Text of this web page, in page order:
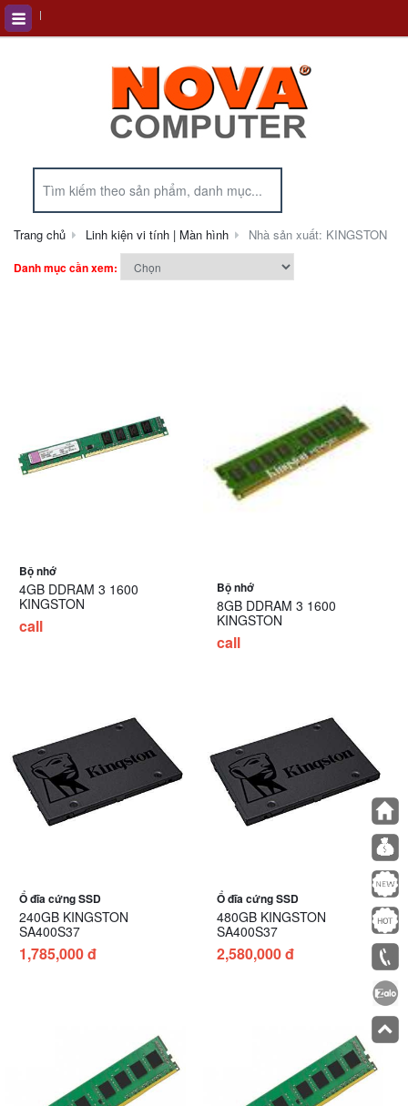
Trang chủ Linh kiện vi tính | Màn hình Nhà sản xuất: KINGSTON
Danh mục cần xem:
Bộ nhớ
4GB DDRAM 3 1600
KINGSTON
call
Bộ nhớ
8GB DDRAM 3 1600
KINGSTON
call
Ổ đĩa cứng SSD
240GB KINGSTON
SA400S37
1,785,000 đ
Ổ đĩa cứng SSD
480GB KINGSTON
SA400S37
2,580,000 đ